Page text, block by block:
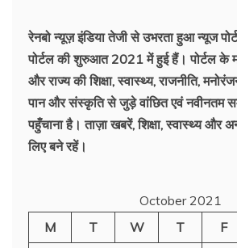
रेनबो न्यूज़ इंडिया तेजी से उभरता हुआ न्‍यूज
पोर्टल की शुरुआत 2021 में हुई हैं। पोर्टल के
और राज्य की शिक्षा, स्वास्थ्य, राजनीति,
पान और संस्कृति से जुड़े वांछित एवं नवीनतम
पहुँचाना है। ताज़ा खबरें, शिक्षा, स्वास्थ्य और
लिए बने रहें।
October 2021
M
T W T F